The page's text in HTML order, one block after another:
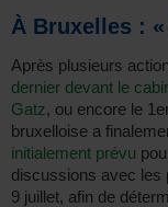
À Bruxelles :
Après plusieurs
dernier devant le
Gatz, ou encore le
bruxelloise a
initialement prévu
discussions avec les
9 juillet, afin de